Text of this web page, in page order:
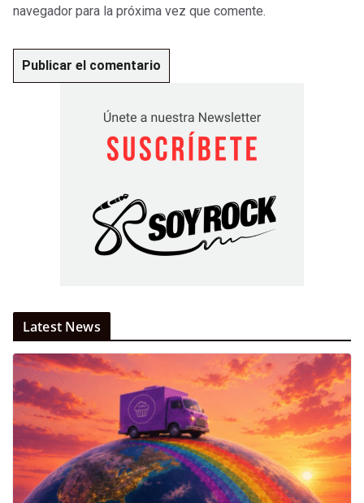
navegador para la próxima vez que comente.
Latest News